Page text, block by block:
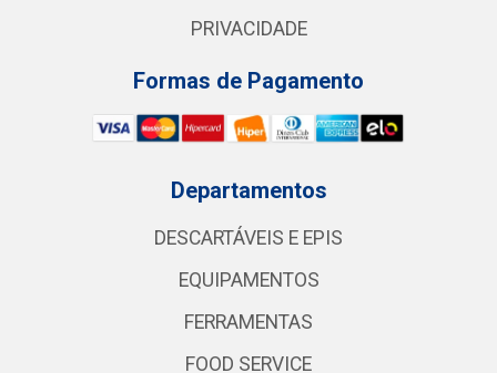
PRIVACIDADE
Formas de Pagamento
Departamentos
DESCARTÁVEIS E EPIS
EQUIPAMENTOS
FERRAMENTAS
FOOD SERVICE